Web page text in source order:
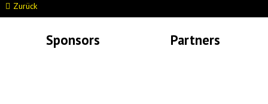
Zurück
Sponsors Partners